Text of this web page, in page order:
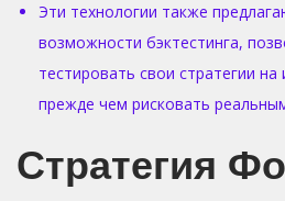
Эти технологии также
возможности бэктестинга,
тестировать свои стратегии на
прежде чем рисковать
Стратегия